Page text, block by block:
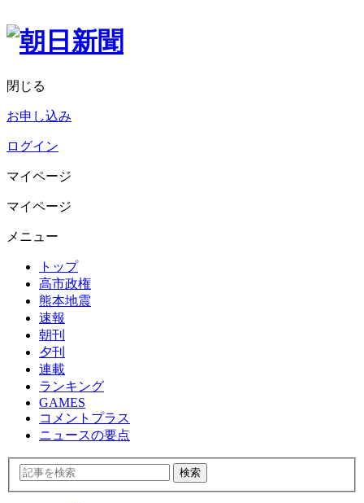
閉じる
お申し込み
ログイン
マイページ
マイページ
メニュー
トップ
高市政権
熊本地震
速報
朝刊
夕刊
連載
ランキング
GAMES
コメントプラス
ニュースの要点